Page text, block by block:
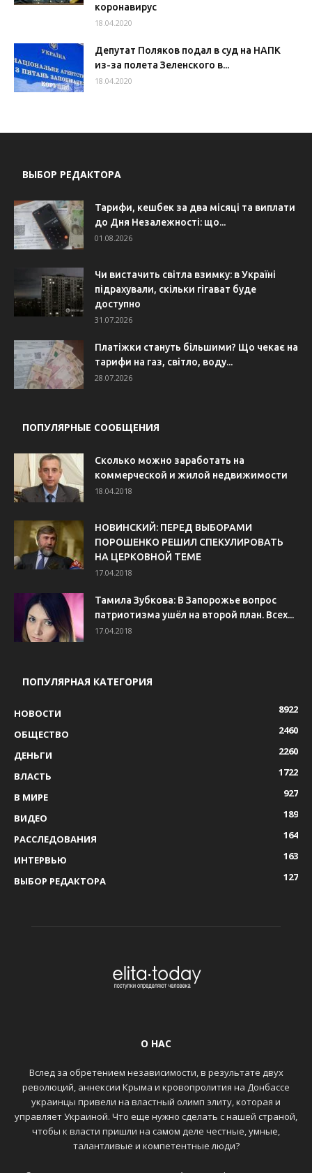
коронавирус
18.04.2020
Депутат Поляков подал в суд на НАПК
из-за полета Зеленского в...
18.04.2020
ВЫБОР РЕДАКТОРА
Тарифи, кешбек за два місяці та виплати
до Дня Незалежності: що...
01.08.2026
Чи вистачить світла взимку: в Україні
підрахували, скільки гігават буде
доступно
31.07.2026
Платіжки стануть більшими? Що чекає на
тарифи на газ, світло, воду...
28.07.2026
ПОПУЛЯРНЫЕ СООБЩЕНИЯ
Сколько можно заработать на
коммерческой и жилой недвижимости
18.04.2018
НОВИНСКИЙ: ПЕРЕД ВЫБОРАМИ
ПОРОШЕНКО РЕШИЛ СПЕКУЛИРОВАТЬ
НА ЦЕРКОВНОЙ ТЕМЕ
17.04.2018
Тамила Зубкова: В Запорожье вопрос
патриотизма ушёл на второй план. Всех...
17.04.2018
ПОПУЛЯРНАЯ КАТЕГОРИЯ
НОВОСТИ
8922
ОБЩЕСТВО
2460
ДЕНЬГИ
2260
ВЛАСТЬ
1722
В МИРЕ
927
ВИДЕО
189
РАССЛЕДОВАНИЯ
164
ИНТЕРВЬЮ
163
ВЫБОР РЕДАКТОРА
127
О НАС
Вслед за обретением независимости, в результате двух
революций, аннексии Крыма и кровопролития на Донбассе
украинцы привели на властный олимп элиту, которая и
управляет Украиной. Что еще нужно сделать с нашей страной,
чтобы к власти пришли на самом деле честные, умные,
талантливые и компетентные люди?